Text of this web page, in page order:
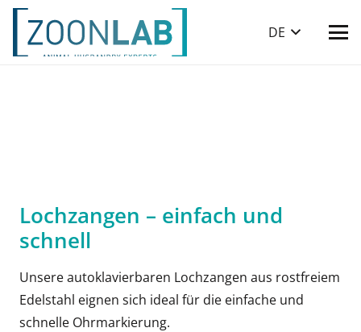
DE
Lochzangen – einfach und
schnell
Unsere autoklavierbaren Lochzangen aus rostfreiem
Edelstahl eignen sich ideal für die einfache und
schnelle Ohrmarkierung.